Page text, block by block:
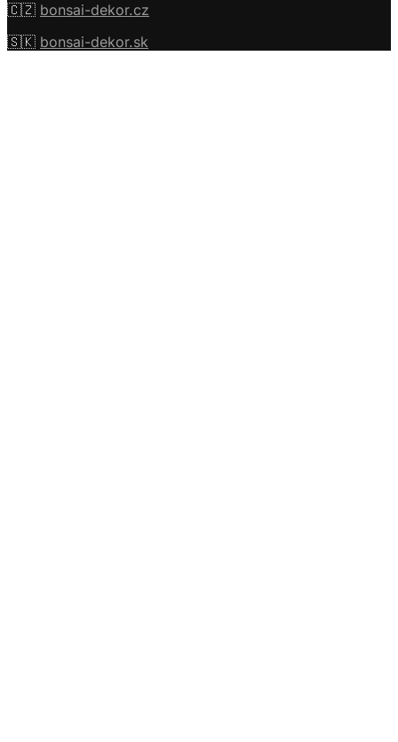
🇨🇿 bonsai-dekor.cz
🇸🇰 bonsai-dekor.sk